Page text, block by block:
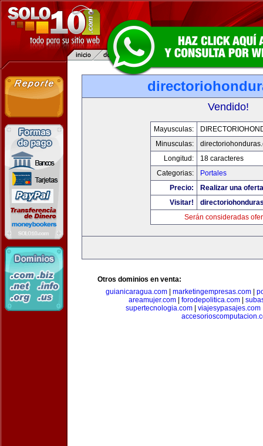
Vendido!
Mayusculas:
Minusculas:
Longitud:
18 caracteres
Categorias:
Portales
Precio:
Realizar una
Visitar!
Serán consideradas
Otros dominios en venta:
guianicaragua.com
marketingempresas.com
areamujer.com
forodepolitica.com
supertecnologia.com| viajesypasajes.com